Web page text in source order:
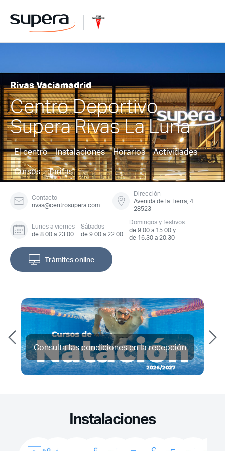
Rivas Vaciamadrid
Centro Deportivo
Supera Rivas La Luna
El centro Instalaciones Horarios
Actividades
Cursos
Tarifas
Contacto
rivas@centrosupera.com
Dirección
Avenida de la Tierra, 4
28523
Lunes a viernes
de 8.00 a 23.00
Sábados
de 9.00 a 22.00
Domingos y festivos
de 9.00 a 15.00 y
de 16.30 a 20.30
Trámites online
Consulta las condiciones en la recepción
Instalaciones